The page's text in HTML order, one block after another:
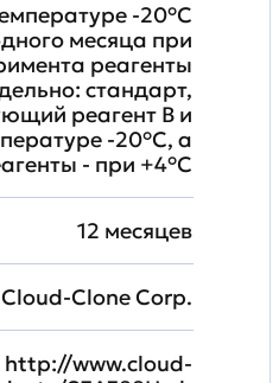
-20°C
месяца при
реагенты
стандарт,
реагент B и
-20°C, а
- при +4°С
12 месяцев
Cloud-Clone Corp.
http://www.cloud-